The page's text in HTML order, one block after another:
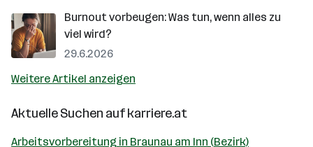
Burnout vorbeugen: Was tun, wenn alles zu
viel wird?
29.6.2026
Weitere Artikel anzeigen
Aktuelle Suchen aufkarriere.at
Arbeitsvorbereitung in Braunau am Inn (Bezirk)